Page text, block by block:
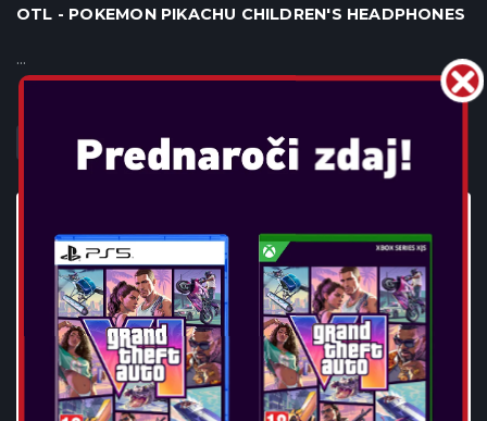
OTL - POKEMON PIKACHU CHILDREN'S HEADPHONES
...
POGLEJTE VEČ